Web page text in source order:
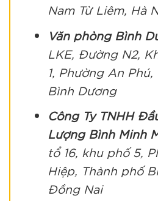
Nam Từ Liêm, Hà
Văn phòng Bình
LKE, Đường N2,
1, Phường An Phú,
Bình Dương
Công Ty TNHH
Lượng Bình Minh
tổ 16, khu phố 5,
Hiệp, Thành phố
Đồng Nai